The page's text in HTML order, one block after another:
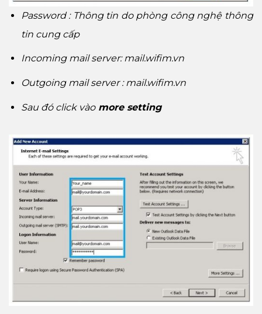
Password : Thông tin do phòng công nghệ thông
tin cung cấp
Incoming mail server: mail.wifim.vn
Outgoing mail server : mail.wifim.vn
Sau đó click vàomore setting